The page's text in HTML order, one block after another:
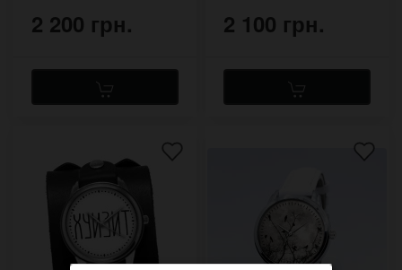
2 200 грн. 2 100 грн.